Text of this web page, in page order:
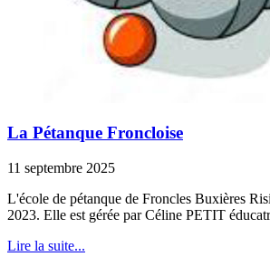
La Pétanque Froncloise
11 septembre 2025
L'école de pétanque de Froncles Buxières
2023. Elle est gérée par Céline PETIT
Lire la suite...